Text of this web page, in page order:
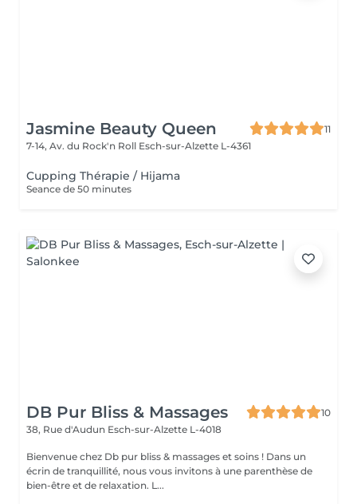
Jasmine Beauty Queen
11
7-14, Av. du Rock'n Roll Esch-sur-Alzette L-4361
Cupping Thérapie / Hijama
Seance de 50 minutes
DB Pur Bliss & Massages
10
38, Rue d'Audun Esch-sur-Alzette L-4018
Bienvenue chez Db pur bliss & massages et soins ! Dans un
écrin de tranquillité, nous vous invitons à une parenthèse de
bien-être et de relaxation. L...